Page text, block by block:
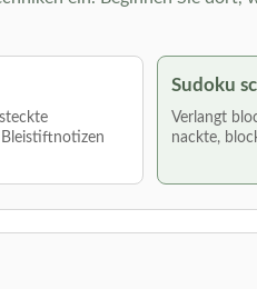
Bleistiftnotizen
Sudoku
Verlangt
nackte,